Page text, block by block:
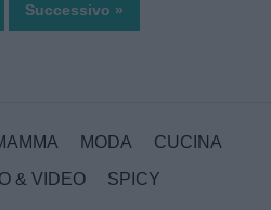
Successivo »
MODA
CUCINA
& VIDEO SPICY